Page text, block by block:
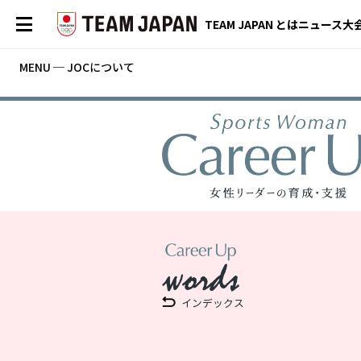
TEAM JAPAN とはニュース大
MENU ─ JOCについて
インデックス